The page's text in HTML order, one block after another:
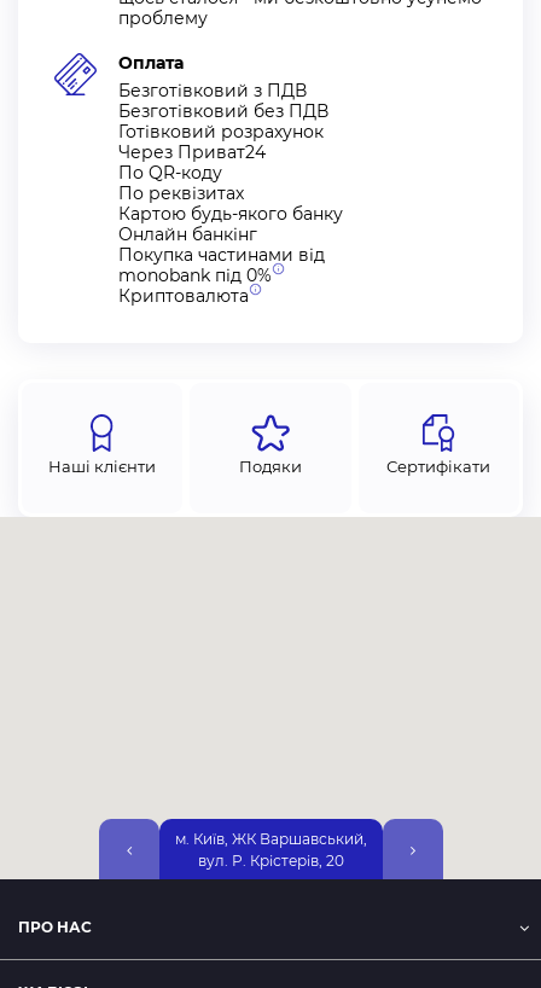
проблему
Оплата
Безготівковий з ПДВ
Безготівковий без ПДВ
Готівковий розрахунок
Через Приват24
По QR-коду
По реквізитах
Картою будь-якого банку
Онлайн банкінг
Покупка частинами від
monobank під 0%
Криптовалюта
Наші клієнти Подяки Сертифікати
м. Київ, ЖК Варшавський,
вул. Р. Крістерів, 20
Набережна, 25А, 2-
ПРО НАС